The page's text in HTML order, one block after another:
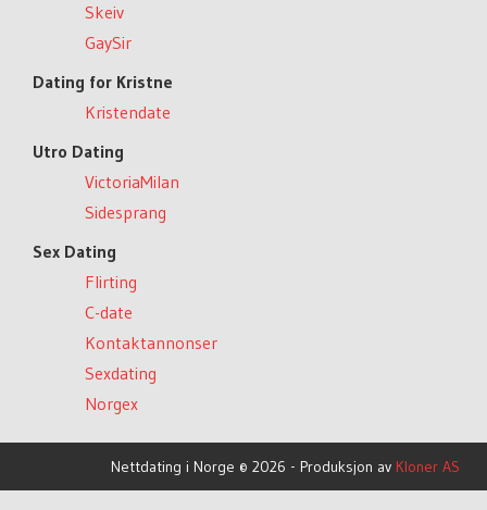
Skeiv
GaySir
Dating for Kristne
Kristendate
Utro Dating
VictoriaMilan
Sidesprang
Sex Dating
Flirting
C-date
Kontaktannonser
Sexdating
Norgex
Nettdating i Norge © 2026 - Produksjon av Kloner AS